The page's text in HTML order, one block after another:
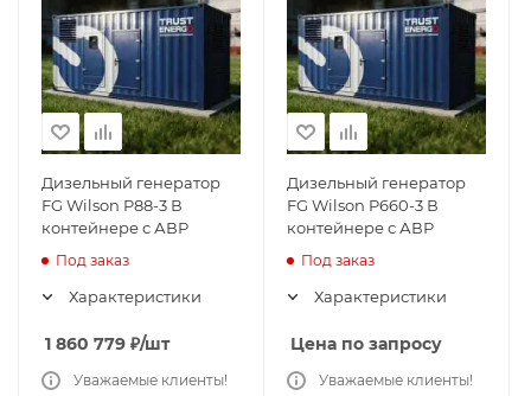
Дизельный генератор
FG Wilson P88-3 В
контейнере с АВР
Под заказ
Характеристики
1 860 779 ₽/шт
Уважаемые клиенты!
Дизельный генератор
FG Wilson P660-3 В
контейнере с АВР
Под заказ
Характеристики
Цена по запросу
Уважаемые клиенты!